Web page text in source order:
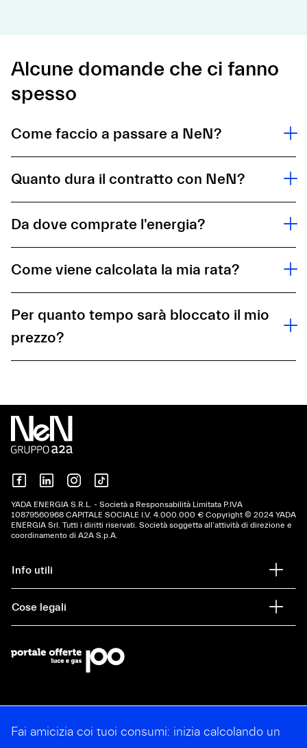
Alcune domande che ci fanno
spesso
Come faccio a passare a NeN?
Quanto dura il contratto con NeN?
Da dove comprate l'energia?
Come viene calcolata la mia rata?
Per quanto tempo sarà bloccato il mio
prezzo?
YADA ENERGIA S.R.L. - Società a Responsabilità Limitata P.IVA
10879‍560968 CAPITALE SOCIALE I.V. 4.000.000 € Copyright © 2024 YADA
ENERGIA Srl. Tutti i diritti riservati. Società soggetta all’attività di direzione e
coordinamento di A2A S.p.A.
Info utili
Cose legali
Fai amicizia coi tuoi consumi: inizia calcolando un